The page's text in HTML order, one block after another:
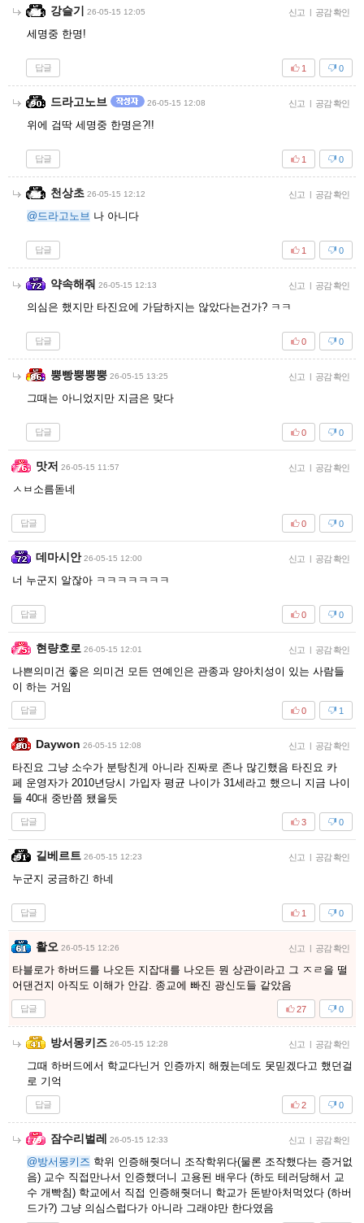
강슬기 26-05-15 12:05 신고 | 공감 확인
세명중 한명!
답글 0
1
드라고노브 26-05-15 12:08 신고 | 공감 확인
위에 검딱 세명중 한명은?!!
답글 0
1
천상초 26-05-15 12:12 신고 | 공감 확인
@드라고노브 나 아니다
답글 0
1
약속해줘 26-05-15 12:13 신고 | 공감 확인
의심은 했지만 타진요에 가담하지는 않았다는건가? ㅋㅋ
답글 0
0
뿡빵뿡뿡뿡 26-05-15 13:25 신고 | 공감 확인
그때는 아니었지만 지금은 맞다
답글 0
0
맛저 26-05-15 11:57 신고 | 공감 확인
ㅅㅂ소름돋네
답글 0
0
데마시안 26-05-15 12:00 신고 | 공감 확인
너 누군지 알잖아 ㅋㅋㅋㅋㅋㅋㅋ
답글 0
0
현량호로 26-05-15 12:01 신고 | 공감 확인
나쁜의미건 좋은 의미건 모든 연예인은 관종과 양아치성이 있는 사람들
이 하는 거임
답글 1
0
Daywon 26-05-15 12:08 신고 | 공감 확인
타진요 그냥 소수가 분탕친게 아니라 진짜로 존나 많긴했음 타진요 카
페 운영자가 2010년당시 가입자 평균 나이가 31세라고 했으니 지금 나이
들 40대 중반쯤 됐을듯
답글 0
3
길베르트 26-05-15 12:23 신고 | 공감 확인
누군지 궁금하긴 하네
답글 0
1
활오 26-05-15 12:26 신고 | 공감 확인
타블로가 하버드를 나오든 지잡대를 나오든 뭔 상관이라고 그 ㅈㄹ을 떨
어댄건지 아직도 이해가 안감. 종교에 빠진 광신도들 같았음
답글 0
27
방서몽키즈 26-05-15 12:28 신고 | 공감 확인
그때 하버드에서 학교다닌거 인증까지 해줬는데도 못믿겠다고 했던걸
로 기억
답글 0
2
잠수리벌레 26-05-15 12:33 신고 | 공감 확인
@방서몽키즈 학위 인증해줫더니 조작학위다(물론 조작했다는 증거없
음) 교수 직접만나서 인증했더니 고용된 배우다 (하도 테러당해서 교
수 개빡침) 학교에서 직접 인증해줫더니 학교가 돈받아처먹었다 (하버
드가?) 그냥 의심스럽다가 아니라 그래야만 한다였음